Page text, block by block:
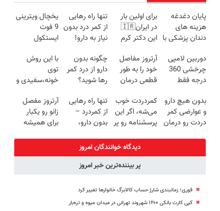
پایان دغدغه
هزینه های
دندان پزشکی با
کننده خانگی
برای اولین بار
در ایران🇮🇷
این دکتر کرم
روزه ساخت!
تنها راه رهایی
از کمر درد بدون
نیاز به دارو!
یخچال ویترینی
9 فوت
ایستکول
دوربین لامپی
چرخشی 360
درجه فقط
🔥 پرداخت
درب منزل
آرتروز مفاصل
خود را به طور
قطعی درمان
◗پرسش‌نامه◖
چگونه بدون
دارو از درد کمر
رها شوید؟
رو پرکن)
با این روش
توی
خونه،سفیدی و
برگردون
(40%off)
بدون هیچ دارو
و عوارضی کمر
دردت رو درمان
کمردردت خوب
می‌شه، اگر این
پرسشنامه رو پر
تنها راه رهایی
از کمردرد –
بدون دارو،
«فرم پر کن»
آرتروز مفصل
زانو رو یکبار
برای همیشه
دیدگاه خوانندگان امروز
پر بیننده‌ترین خبر امروز
فوری؛ زمانبندی‌ شارژ حساب کالابرگ خانوارها تغییر کرد
کپی کارت بانکی ۱۲۰۰ شهروند تهرانی در میدان میوه و تره‌بار